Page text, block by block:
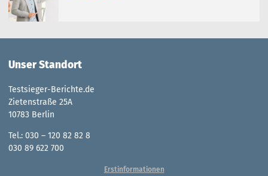
Unser Standort
Testsieger-Berichte.de
Zietenstraße 25A
10783 Berlin
Tel.: 030 – 120 82 82 8
030 89 622 700
Erstinformationen